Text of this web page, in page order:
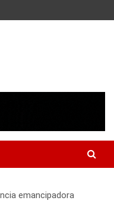
emancipadora